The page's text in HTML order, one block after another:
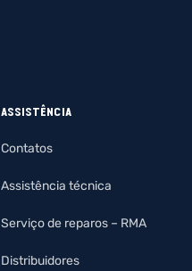
ASSISTÊNCIA
Contatos
Assistência técnica
Serviço de reparos – RMA
Distribuidores